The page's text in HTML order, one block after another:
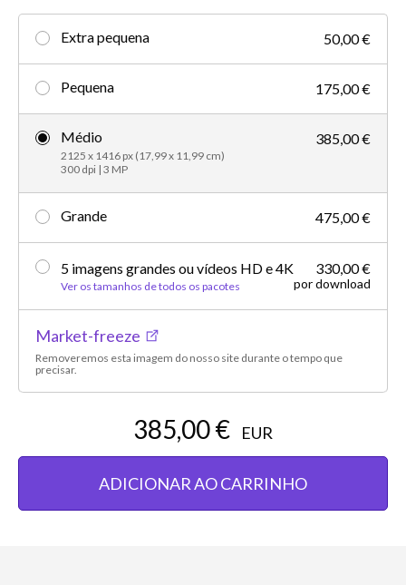
Extra pequena 50,00 €
Pequena 175,00 €
Médio
2125 x 1416 px (17,99 x 11,99 cm)
300 dpi | 3 MP
385,00 €
Grande 475,00 €
5 imagens grandes ou vídeos HD e 4K
Ver os tamanhos de todos os pacotes
330,00 €
por download
Market-freeze
Removeremos esta imagem do nosso site durante o tempo que
precisar.
385,00 € EUR
ADICIONAR AO CARRINHO